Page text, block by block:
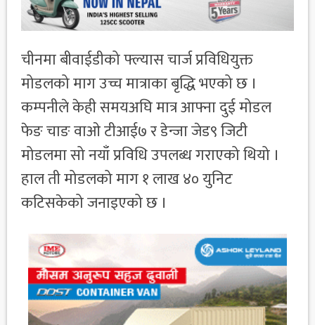
चीनमा बीवाईडीको फ्ल्यास चार्ज प्रविधियुक्त
मोडलको माग उच्च मात्राका बृद्धि भएको छ ।
कम्पनीले केही समयअघि मात्र आफ्ना दुई मोडल
फेङ चाङ वाओ टीआई७ र डेन्जा जेड९ जिटी
मोडलमा सो नयाँ प्रविधि उपलब्ध गराएको थियो ।
हाल ती मोडलको माग १ लाख ४० युनिट
कटिसकेको जनाइएको छ ।